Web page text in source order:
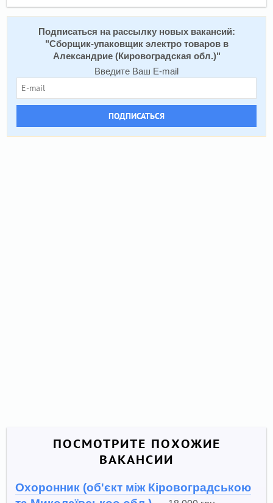
Подписаться на расcылку новых вакансий:
"Сборщик-упаковщик электро товаров в
Александрие (Кировоградская обл.)"
Введите Ваш E-mail
ПОДПИСАТЬСЯ
ПОСМОТРИТЕ ПОХОЖИЕ
ВАКАНСИИ
Охоронник (об'єкт між Кіровоградською